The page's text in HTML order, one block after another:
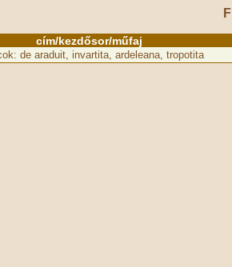
cím/kezdősor/műfaj
de araduit, invartita, ardeleana, tropotita